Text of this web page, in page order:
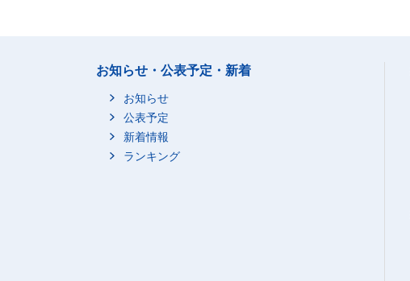
お知らせ・公表予定・新着
お知らせ
公表予定
新着情報
ランキング